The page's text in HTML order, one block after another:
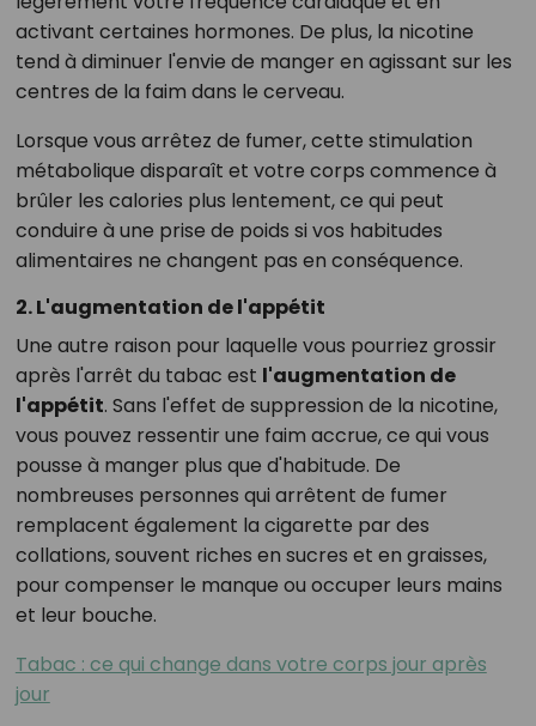
activant certaines hormones. De plus, la nicotine
tend à diminuer l'envie de manger en agissant sur les
centres de la faim dans le cerveau.
Lorsque vous arrêtez de fumer, cette stimulation
métabolique disparaît et votre corps commence à
brûler les calories plus lentement, ce qui peut
conduire à une prise de poids si vos habitudes
alimentaires ne changent pas en conséquence.
2. L'augmentation de l'appétit
Une autre raison pour laquelle vous pourriez grossir
après l'arrêt du tabac est l'augmentation de
l'appétit. Sans l'effet de suppression de la nicotine,
vous pouvez ressentir une faim accrue, ce qui vous
pousse à manger plus que d'habitude. De
nombreuses personnes qui arrêtent de fumer
remplacent également la cigarette par des
collations, souvent riches en sucres et en graisses,
pour compenser le manque ou occuper leurs mains
et leur bouche.
Tabac : ce qui change dans votre corps jour après
jour